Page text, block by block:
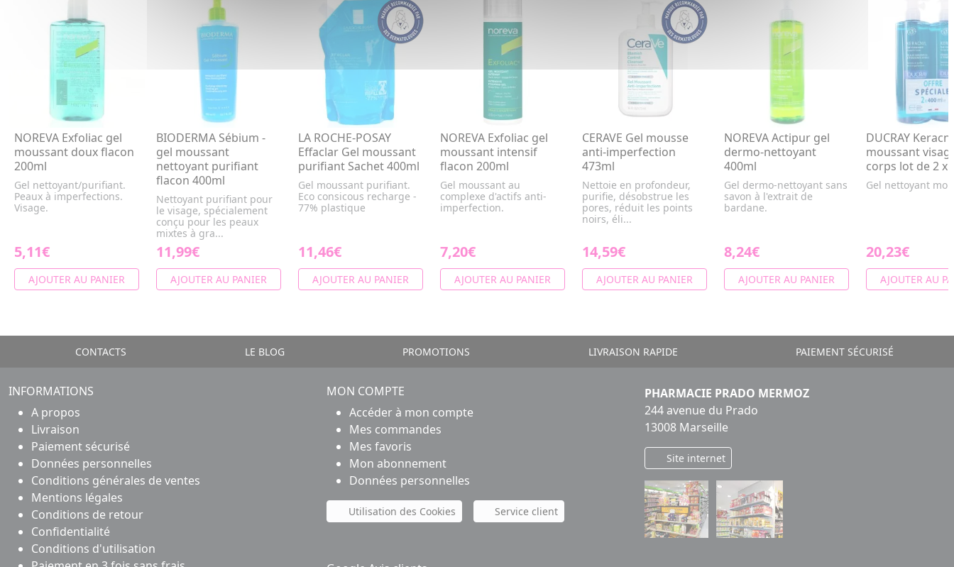
NOREVA Exfoliac gel
moussant doux flacon
200ml
Gel nettoyant/purifiant.
Peaux à imperfections.
Visage.
5,11€
AJOUTER AU PANIER
BIODERMA Sébium -
gel moussant
nettoyant purifiant
flacon 400ml
Nettoyant purifiant pour
le visage, spécialement
conçu pour les peaux
mixtes à gra...
11,99€
AJOUTER AU PANIER
LA ROCHE-POSAY
Effaclar Gel moussant
purifiant Sachet 400ml
Gel moussant purifiant.
Eco consicous recharge -
77% plastique
11,46€
AJOUTER AU PANIER
NOREVA Exfoliac gel
moussant intensif
flacon 200ml
Gel moussant au
complexe d'actifs anti-
imperfection.
7,20€
AJOUTER AU PANIER
CERAVE Gel mousse
anti-imperfection
473ml
Nettoie en profondeur,
purifie, désobstrue les
pores, réduit les points
noirs, éli...
14,59€
AJOUTER AU PANIER
NOREVA Actipur gel
dermo-nettoyant
400ml
Gel dermo-nettoyant sans
savon à l'extrait de
bardane.
8,24€
AJOUTER AU PANIER
DUCRAY
moussant
corps lot de 2 x
Gel nettoyant
20,23€
AJOUTER AU
CONTACTS LE BLOG PROMOTIONS LIVRAISON RAPIDE PAIEMENT SÉCURISÉ
INFORMATIONS
A propos
Livraison
Paiement sécurisé
Données personnelles
Conditions générales de ventes
Mentions légales
Conditions de retour
Confidentialité
Conditions d'utilisation
MON COMPTE
Accéder à mon compte
Mes commandes
Mes favoris
Mon abonnement
Données personnelles
Utilisation des Cookies Service client
PHARMACIE PRADO MERMOZ
244 avenue du Prado
13008 Marseille
Site internet